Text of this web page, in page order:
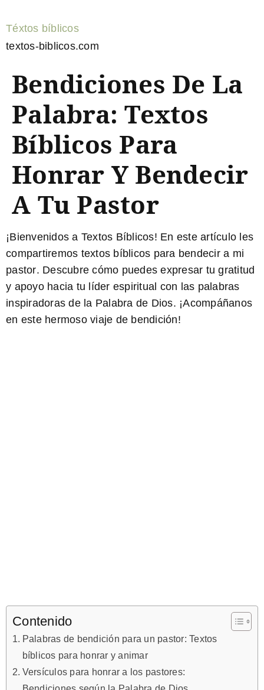
Téxtos bíblicos
textos-biblicos.com
Bendiciones De La
Palabra: Textos
Bíblicos Para
Honrar Y Bendecir
A Tu Pastor
¡Bienvenidos a Textos Bíblicos! En este artículo les
compartiremos textos bíblicos para bendecir a mi
pastor. Descubre cómo puedes expresar tu gratitud
y apoyo hacia tu líder espiritual con las palabras
inspiradoras de la Palabra de Dios. ¡Acompáñanos
en este hermoso viaje de bendición!
Contenido
Palabras de bendición para un pastor: Textos
bíblicos para honrar y animar
Versículos para honrar a los pastores: